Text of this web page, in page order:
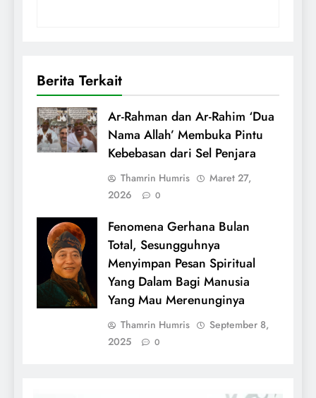
Berita Terkait
Ar-Rahman dan Ar-Rahim ‘Dua
Nama Allah’ Membuka Pintu
Kebebasan dari Sel Penjara
Thamrin Humris
Maret 27,
2026
0
Fenomena Gerhana Bulan
Total, Sesungguhnya
Menyimpan Pesan Spiritual
Yang Dalam Bagi Manusia
Yang Mau Merenunginya
Thamrin Humris
September 8,
2025
0